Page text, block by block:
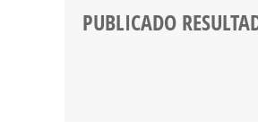
PUBLICADO